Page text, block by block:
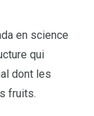
en science
qui
dont les
fruits.